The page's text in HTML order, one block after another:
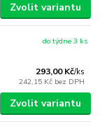
Zvolit variantu
293,00 Kč/ks
242,15 Kč bez DPH
do týdne 3 ks
Zvolit variantu